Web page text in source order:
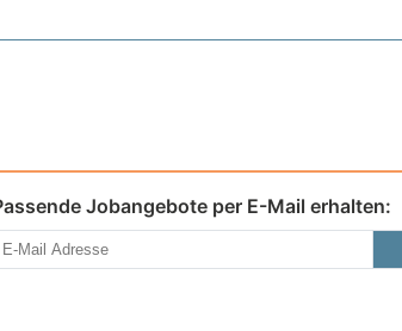
Jobangebote per E-Mail erhalten: